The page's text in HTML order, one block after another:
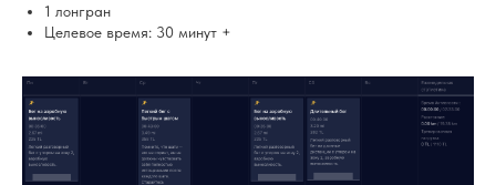
1 лонгран
Целевое время: 30 минут +